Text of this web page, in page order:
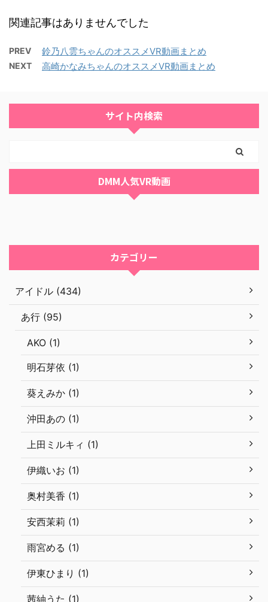
関連記事はありませんでした
PREV 鈴乃八雲ちゃんのオススメVR動画まとめ
NEXT 高崎かなみちゃんのオススメVR動画まとめ
サイト内検索
DMM人気VR動画
カテゴリー
アイドル (434)
あ行 (95)
AKO (1)
明石芽依 (1)
葵えみか (1)
沖田あの (1)
上田ミルキィ (1)
伊織いお (1)
奥村美香 (1)
安西茉莉 (1)
雨宮める (1)
伊東ひまり (1)
茜紬うた (1)